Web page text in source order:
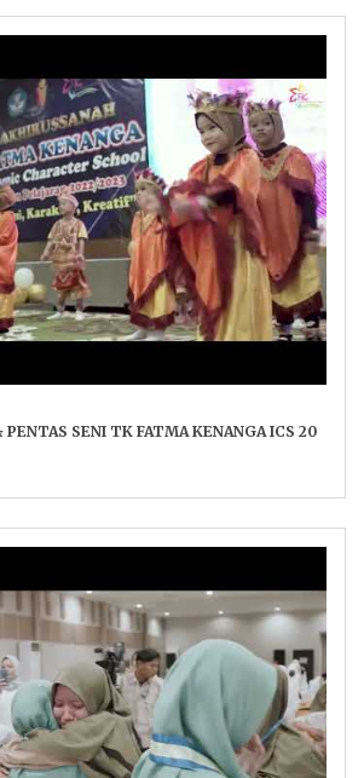
PENTAS SENI TK FATMA KENANGA ICS 20